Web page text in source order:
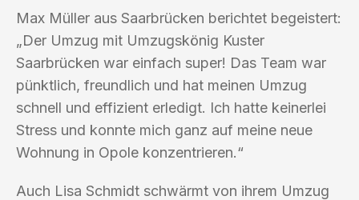
Max Müller aus Saarbrücken berichtet begeistert:
„Der Umzug mit Umzugskönig Kuster
Saarbrücken war einfach super! Das Team war
pünktlich, freundlich und hat meinen Umzug
schnell und effizient erledigt. Ich hatte keinerlei
Stress und konnte mich ganz auf meine neue
Wohnung in Opole konzentrieren.“
Auch Lisa Schmidt schwärmt von ihrem Umzug